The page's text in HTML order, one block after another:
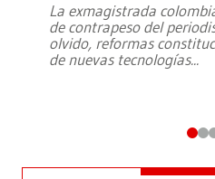
La exmagistrada
de contrapeso del
olvido, reformas
de nuevas tecnologías...